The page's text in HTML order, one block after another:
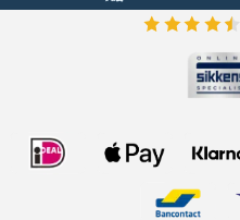
Bekijk de